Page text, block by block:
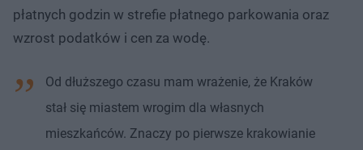
płatnych godzin w strefie płatnego parkowania oraz
wzrost podatków i cen za wodę.
Od dłuższego czasu mam wrażenie, że Kraków
stał się miastem wrogim dla własnych
mieszkańców. Znaczy po pierwsze krakowianie